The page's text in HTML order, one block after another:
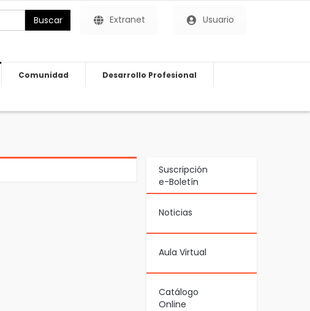
Buscar Extranet Usuario
Comunidad Desarrollo Profesional
Suscripción
e-Boletín
Noticias
Aula Virtual
Catálogo
Online